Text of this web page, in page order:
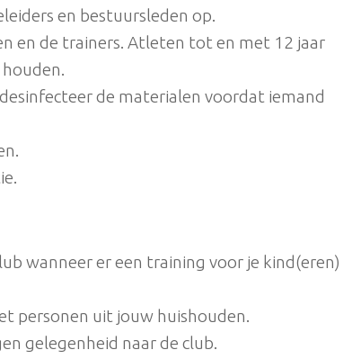
en bestuursleden op.
en de trainers. Atleten tot en met 12 jaar
de materialen voordat iemand
wanneer er een training voor je kind(eren)
personen uit jouw huishouden.
gelegenheid naar de club.